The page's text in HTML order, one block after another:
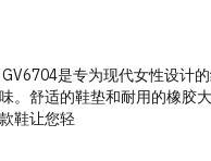
是专为现代女性设计
。舒适的鞋垫和耐用的橡胶
鞋让您轻